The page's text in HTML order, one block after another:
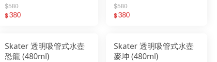
$580
$380
$580
$380
Skater 透明吸管式水壺
恐龍 (480ml)
Skater 透明吸管式水壺
麥坤 (480ml)